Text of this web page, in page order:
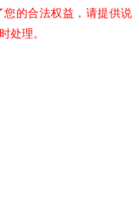
的合法权益，请提供说
处理。